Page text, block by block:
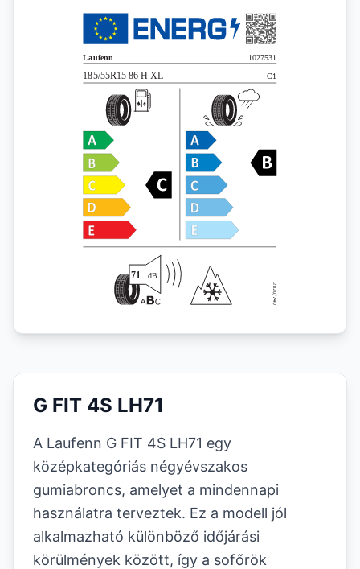
G FIT 4S LH71
A Laufenn G FIT 4S LH71 egy
középkategóriás négyévszakos
gumiabroncs, amelyet a mindennapi
használatra terveztek. Ez a modell jól
alkalmazható különböző időjárási
körülmények között, így a sofőrök